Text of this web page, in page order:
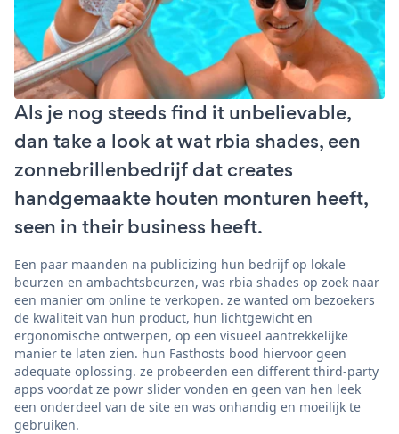
Als je nog steeds find it unbelievable,
dan take a look at wat rbia shades, een
zonnebrillenbedrijf dat creates
handgemaakte houten monturen heeft,
seen in their business heeft.
Een paar maanden na publicizing hun bedrijf op lokale
beurzen en ambachtsbeurzen, was rbia shades op zoek naar
een manier om online te verkopen. ze wanted om bezoekers
de kwaliteit van hun product, hun lichtgewicht en
ergonomische ontwerpen, op een visueel aantrekkelijke
manier te laten zien. hun Fasthosts bood hiervoor geen
adequate oplossing. ze probeerden een different third-party
apps voordat ze powr slider vonden en geen van hen leek
een onderdeel van de site en was onhandig en moeilijk te
gebruiken.